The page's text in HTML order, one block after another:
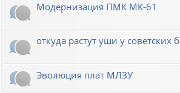
Модернизация ПМК МК-61
откуда растут уши у советских
Эволюция плат МЛЗУ